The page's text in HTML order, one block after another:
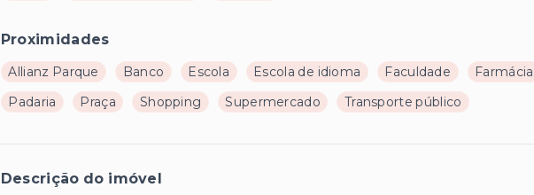
Proximidades
Allianz Parque Banco Escola Escola de idioma Faculdade Farmácia
Padaria
Praça Shopping Supermercado Transporte público
Descrição do imóvel